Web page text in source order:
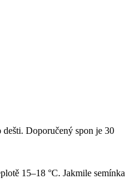
Doporučený spon je 30
15–18 °C. Jakmile semínka